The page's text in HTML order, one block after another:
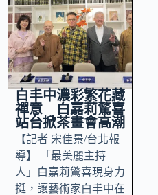
白丰中濃彩繁花藏
禪意 白嘉莉驚喜
站台掀茶畫會高潮
【記者 宋佳景/台北報
導】 「最美麗主持
人」白嘉莉驚喜現身力
挺，讓藝術家白丰中在